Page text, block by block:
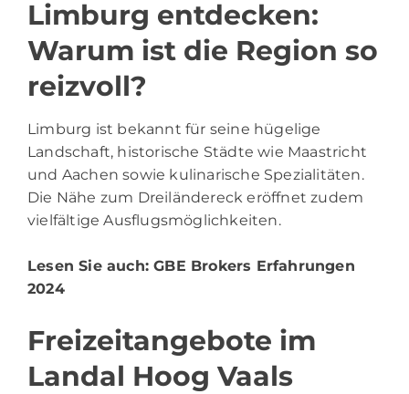
Limburg entdecken:
Warum ist die Region so
reizvoll?
Limburg ist bekannt für seine hügelige
Landschaft, historische Städte wie Maastricht
und Aachen sowie kulinarische Spezialitäten.
Die Nähe zum Dreiländereck eröffnet zudem
vielfältige Ausflugsmöglichkeiten.
Lesen Sie auch:GBE Brokers Erfahrungen
2024
Freizeitangebote im
Landal Hoog Vaals